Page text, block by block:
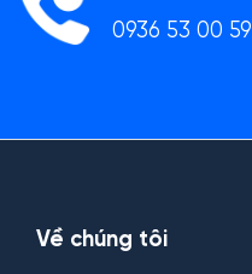
0936 53 00 59
Về chúng tôi